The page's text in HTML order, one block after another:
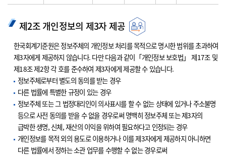
제2조 개인정보의 제3자 제공
한국회계기준원은 정보주체의 개인정보 처리를 목적으로 명시한 범위를 초과하여
제3자에게 제공하지 않습니다. 다만 다음과 같이「개인정보 보호법」 제17조 및
제18조 제2항 각 호를 준수하여 제3자에게 제공할 수 있습니다.
정보주체로부터 별도의 동의를 받는 경우
다른 법률에 특별한 규정이 있는 경우
정보주체 또는 그 법정대리인이 의사표시를 할 수 없는 상태에 있거나 주소불명
등으로 사전 동의를 받을 수 없을 경우로써 명백히 정보주체 또는 제3자의
급박한 생명, 신체, 재산의 이익을 위하여 필요하다고 인정되는 경우
개인정보를 목적 외의 용도로 이용하거나 이를 제3자에게 제공하지 아니하면
다른 법률에서 정하는 소관 업무를 수행할 수 없는 경우로써